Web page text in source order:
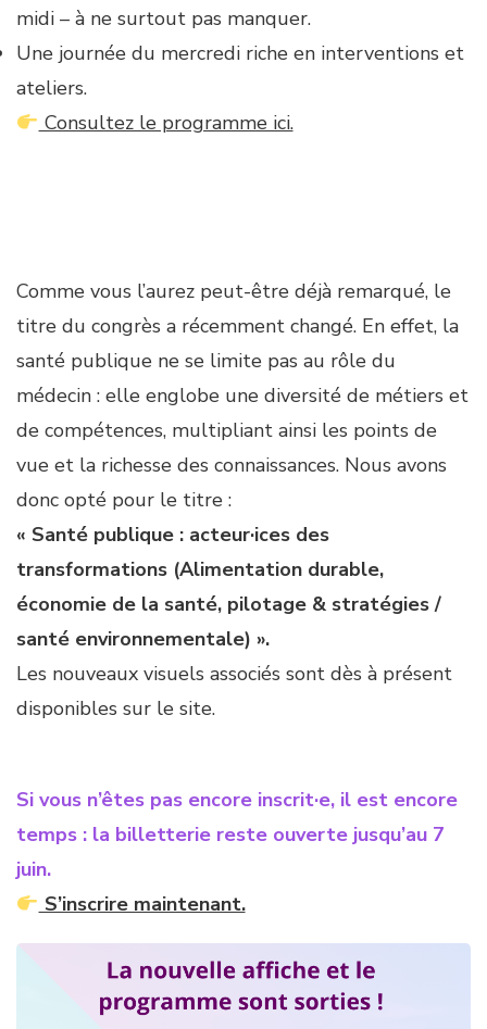
midi – à ne surtout pas manquer.
Une journée du mercredi riche en interventions et
ateliers.
Consultez le programme ici.
Comme vous l’aurez peut-être déjà remarqué, le
titre du congrès a récemment changé. En effet, la
santé publique ne se limite pas au rôle du
médecin : elle englobe une diversité de métiers et
de compétences, multipliant ainsi les points de
vue et la richesse des connaissances. Nous avons
donc opté pour le titre :
« Santé publique : acteur·ices des
transformations (Alimentation durable,
économie de la santé, pilotage & stratégies /
santé environnementale) ».
Les nouveaux visuels associés sont dès à présent
disponibles sur le site.
Si vous n’êtes pas encore inscrit·e, il est encore
temps : la billetterie reste ouverte jusqu’au 7
juin.
S’inscrire maintenant.